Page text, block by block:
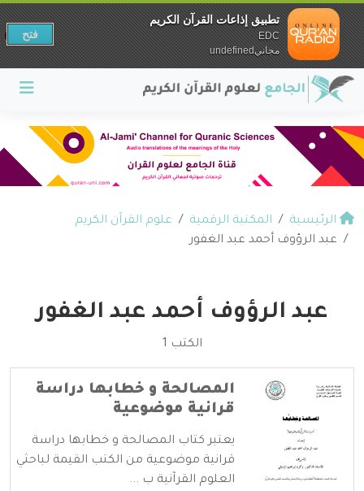
الرئيسية المكتبة الرقمية
علوم القرآن الكريم
عبد الرؤوف أحمد عبد الغفور
عبد الرؤوف أحمد عبد الغفور
الكتب 1
المصالحة و خطابها دراسة
قرانية موضوعية
يعتبر كتاب المصالحة و خطابها دراسة
قرانية موضوعية من الكتب القيمة لباحثي
العلوم القرآنية ب ...
تطبيق إذاعات القرآن الكريم
EDC
مجانيundefined
فتح